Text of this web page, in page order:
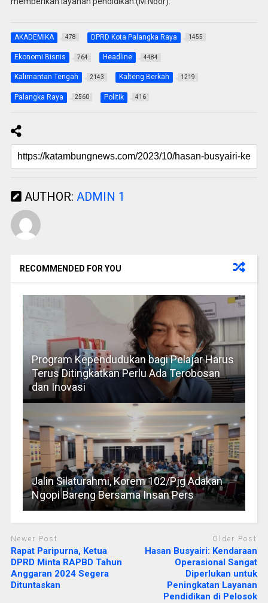
AKADEMIKA 478 DPRD Kota Palangka Raya 1455
Ekonomi Bisnis 764 Headline 4484
Kalimantan Tengah 2143 Kalteng Berkah 1219
Palangka Raya 2560 Politik 416
AUTHOR: ADMIN 1
RECOMMENDED FOR YOU
Program Kependudukan bagi Pelajar Harus
Terus Ditingkatkan Perlu Ada Terobosan
dan Inovasi
Jalin Silaturahmi, Korem 102/Pjg Adakan
Ngopi Bareng Bersama Insan Pers
Newer Post
Rapat Paripurna, Ketua
DPRD Minta RAPBD Tahun
Anggaran 2024 Segera
Dituntaskan
Older Post
Hasan Busyairi: Kendaraan
Operasional Sangat
Diperlukan untuk
Peningkatan Layanan
Pendidikan di Pelosok